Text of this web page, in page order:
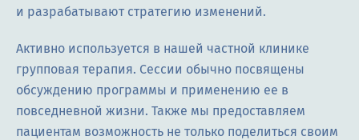
и разрабатывают стратегию изменений.
Активно используется в нашей частной клинике
групповая терапия. Сессии обычно посвящены
обсуждению программы и применению ее в
повседневной жизни. Также мы предоставляем
пациентам возможность не только поделиться своим